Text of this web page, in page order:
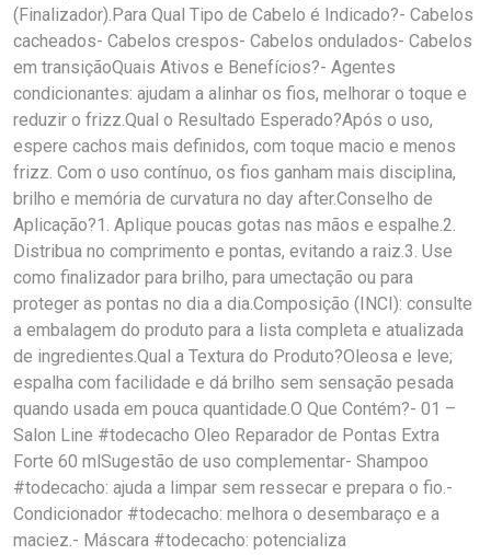
(Finalizador).Para Qual Tipo de Cabelo é Indicado?- Cabelos
cacheados- Cabelos crespos- Cabelos ondulados- Cabelos
em transiçãoQuais Ativos e Benefícios?- Agentes
condicionantes: ajudam a alinhar os fios, melhorar o toque e
reduzir o frizz.Qual o Resultado Esperado?Após o uso,
espere cachos mais definidos, com toque macio e menos
frizz. Com o uso contínuo, os fios ganham mais disciplina,
brilho e memória de curvatura no day after.Conselho de
Aplicação?1. Aplique poucas gotas nas mãos e espalhe.2.
Distribua no comprimento e pontas, evitando a raiz.3. Use
como finalizador para brilho, para umectação ou para
proteger as pontas no dia a dia.Composição (INCI): consulte
a embalagem do produto para a lista completa e atualizada
de ingredientes.Qual a Textura do Produto?Oleosa e leve;
espalha com facilidade e dá brilho sem sensação pesada
quando usada em pouca quantidade.O Que Contém?- 01 –
Salon Line #todecacho Oleo Reparador de Pontas Extra
Forte 60 mlSugestão de uso complementar- Shampoo
#todecacho: ajuda a limpar sem ressecar e prepara o fio.-
Condicionador #todecacho: melhora o desembaraço e a
maciez.- Máscara #todecacho: potencializa